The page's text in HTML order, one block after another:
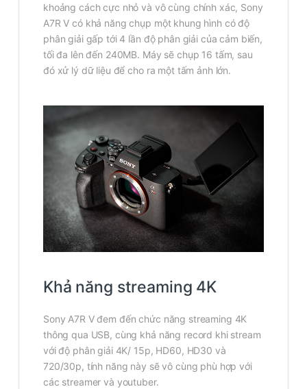
khoảng cách cực nhỏ và vô cùng chính xác, Sony
A7R V có khả năng chụp một khung hình có độ
phân giải gấp tới 4 lần độ phân giải của cảm biến,
tối đa lên đến 240MB. Máy sẽ chụp 16 tấm, sau
đó xử lý dữ liệu để cho ra một tấm ảnh lớn.
Khả năng streaming 4K
Sony A7R V đem đến chức năng streaming 4K
thông qua USB, cùng khả năng record khi stream
với độ phân giải 4K/ 15p, HD60, HD30 và
720/30p, tính năng này sẽ vô cùng phù hợp với
các streamer và youtuber.